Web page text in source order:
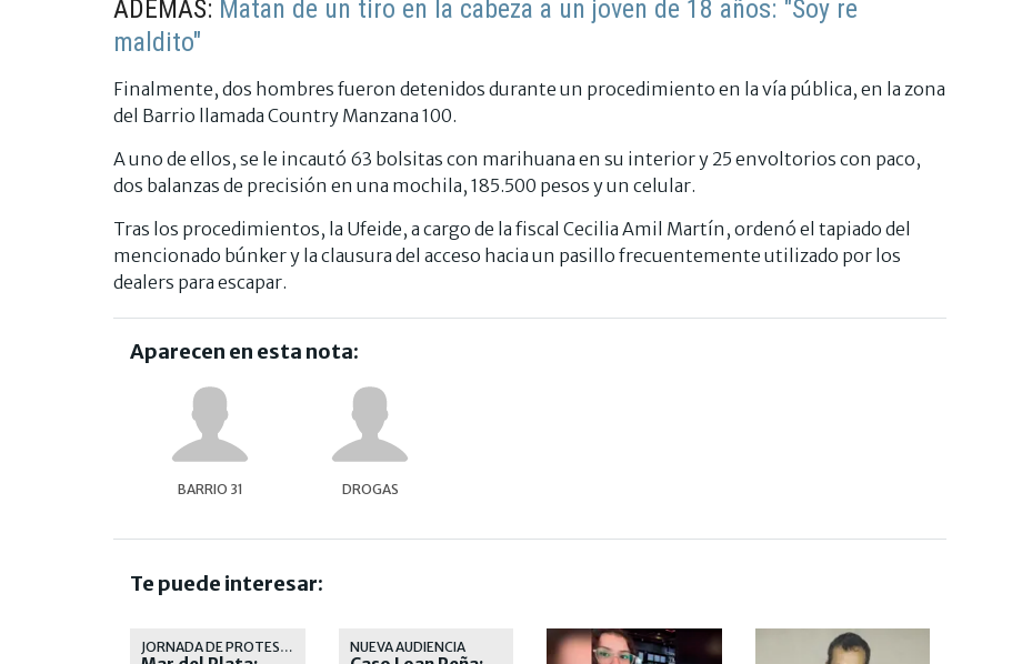
ADEMÁS: Matan de un tiro en la cabeza a un joven de 18 años: "Soy re
maldito"
Finalmente, dos hombres fueron detenidos durante un procedimiento en la vía pública, en la zona
del Barrio llamada Country Manzana 100.
A uno de ellos, se le incautó 63 bolsitas con marihuana en su interior y 25 envoltorios con paco,
dos balanzas de precisión en una mochila, 185.500 pesos y un celular.
Tras los procedimientos, la Ufeide, a cargo de la fiscal Cecilia Amil Martín, ordenó el tapiado del
mencionado búnker y la clausura del acceso hacia un pasillo frecuentemente utilizado por los
dealers para escapar.
Aparecen en esta nota:
BARRIO 31 DROGAS
Te puede interesar:
JORNADA DE PROTESTA NUEVA AUDIENCIA